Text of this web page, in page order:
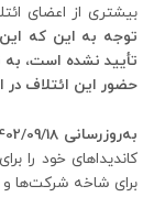
بیشتری از اعضای
توجه به این که
تأیید نشده است،
حضور این ائتلاف در
به‌روزرسانی 1402/09/18:
برای شاخه شرکت‌ها و 3 کاندیدا برای شاخه مشاوران است.